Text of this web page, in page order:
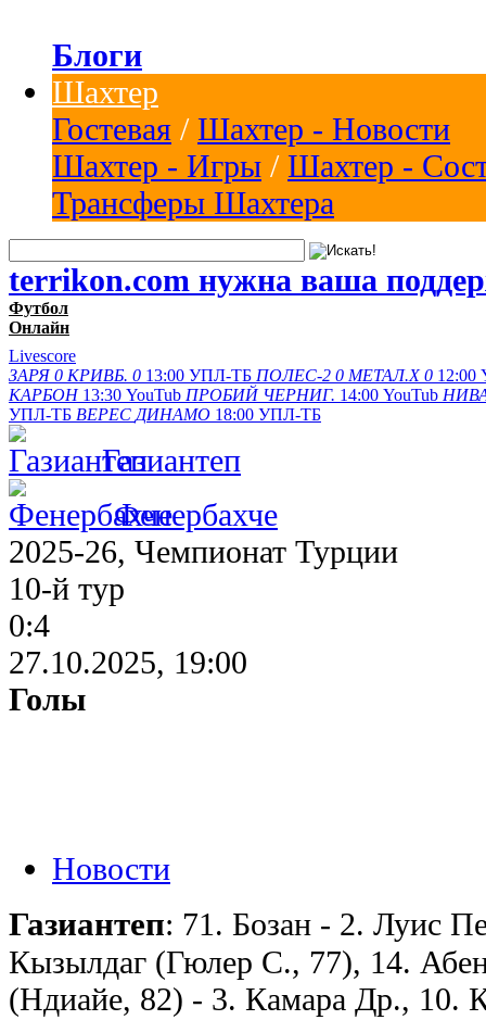
Блоги
Шахтер
Гостевая / Шахтер - Новости
Шахтер - Игры / Шахтер -
Трансферы Шахтера
terrikon.com нужна ваша
Футбол
Онлайн
Livescore
ЗАРЯ 0 КРИВБ. 0 13:00 УПЛ-ТБ ПОЛЕС-2 0 МЕТАЛ.Х 0 12:00
КАРБОН 13:30 YouTub ПРОБИЙ ЧЕРНИГ. 14:00 YouTub
УПЛ-ТБ ВЕРЕС ДИНАМО 18:00 УПЛ-ТБ
Газиантеп
Фенербахче
2025-26, Чемпионат Турции
10-й тур
0:4
27.10.2025, 19:00
Голы
Новости
Газиантеп: 71. Бозан - 2. Луис
Кызылдаг (Гюлер С., 77), 14.
(Ндиайе, 82) - 3. Камара Др., 10.